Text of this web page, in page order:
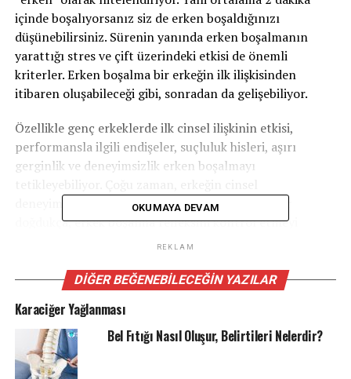
içinde boşalıyorsanız siz de erken boşaldığınızı
düşünebilirsiniz. Sürenin yanında erken boşalmanın
yarattığı stres ve çift üzerindeki etkisi de önemli
kriterler. Erken boşalma bir erkeğin ilk ilişkisinden
itibaren oluşabileceği gibi, sonradan da gelişebiliyor.
Özellikle genç erkeklerde ilk cinsel ilişkinin etkisi,
performansla ilgili endişeler, suçluluk hisleri, aşırı
gerginlik ve deneyimsizlik erken boşalmayı
deneyimlerinin sayısı arttıkça ve uygun ortamlar
doğdukça, erkek boşalma refleksini kontrol etmeyi
öğrenebiliyor. Ancak bazı zamanlarda, bu refleks kontrol
Bunları Hatırlayın:
Çoğu erkek ilk ilişkilerinde erken boşalma eğilimindedir.
Erken boşalma sonradan gelişti ise altta yatan organik
rahatsızlık olabilir.
Boşalma refleksini kazanmak güç ama mümkündür.
OKUMAYA DEVAM
REKLAM
DIĞER BEĞENEBILECEĞIN YAZILAR
Karaciğer Yağlanması
Bel Fıtığı Nasıl Oluşur, Belirtileri Nelerdir?